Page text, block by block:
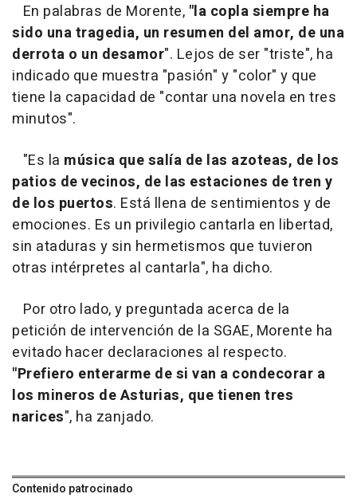
En palabras de Morente, "la copla siempre ha
sido una tragedia, un resumen del amor, de una
derrota o un desamor". Lejos de ser "triste", ha
indicado que muestra "pasión" y "color" y que
tiene la capacidad de "contar una novela en tres
minutos".
"Es la música que salía de las azoteas, de los
patios de vecinos, de las estaciones de tren y
de los puertos. Está llena de sentimientos y de
emociones. Es un privilegio cantarla en libertad,
sin ataduras y sin hermetismos que tuvieron
otras intérpretes al cantarla", ha dicho.
Por otro lado, y preguntada acerca de la
petición de intervención de la SGAE, Morente ha
evitado hacer declaraciones al respecto.
"Prefiero enterarme de si van a condecorar a
los mineros de Asturias, que tienen tres
narices", ha zanjado.
Contenido patrocinado